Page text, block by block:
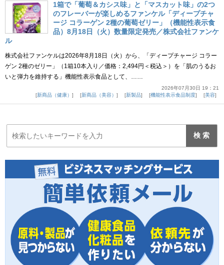
1箱で「葡萄＆カシス味」と「マスカット味」の2つ
のフレーバーが楽しめるファンケル「ディープチャ
ージ コラーゲン 2種の葡萄ゼリー」（機能性表示食
品）8月18日（火）数量限定発売／株式会社ファンケ
ル
株式会社ファンケルは2026年8月18日（火）から、「ディープチャージ コラー
ゲン 2種のゼリー」（1箱10本入り／価格：2,494円＜税込＞）を「肌のうるお
いと弾力を維持する」機能性表示食品として、……
2026年07月30日 19：21
新商品（健康）
新商品（美容） 新製品 機能性表示食品制度 美容